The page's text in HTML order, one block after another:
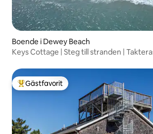
Boende i Dewey Beach
Keys Cottage | Steg till stranden |
Populär gästfavorit
Gästfavorit